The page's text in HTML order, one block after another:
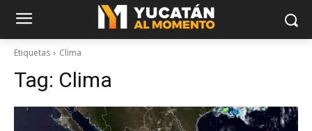
Etiquetas Clima
Tag: Clima